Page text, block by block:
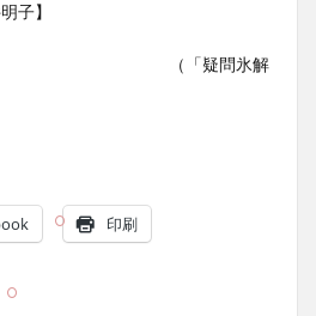
子】
問氷解
印刷